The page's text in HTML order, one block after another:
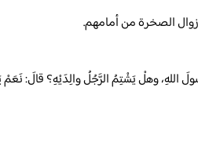
زوال الصخرة من أمامهم.
اللهِ، وهلْ يَشْتِمُ الرَّجُلُ والِدَيْهِ؟ قالَ: